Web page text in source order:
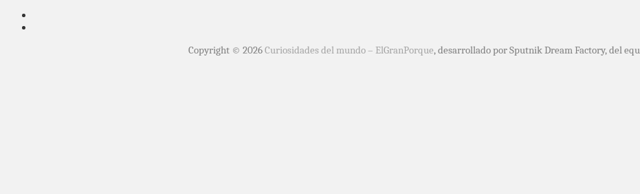
Copyright © 2026Curiosidades del mundo – ElGranPorque, desarrollado por Sputnik Dream Factory, del